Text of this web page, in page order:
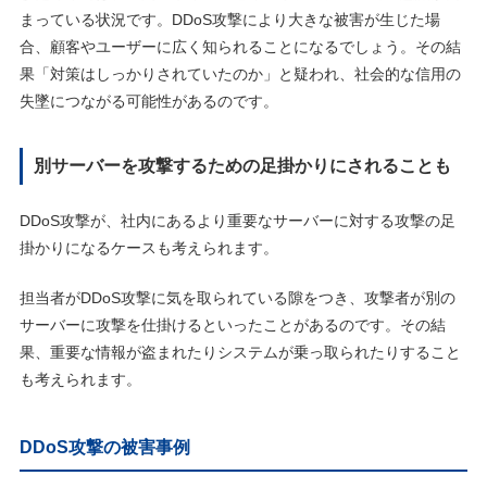
まっている状況です。DDoS攻撃により大きな被害が生じた場
合、顧客やユーザーに広く知られることになるでしょう。その結
果「対策はしっかりされていたのか」と疑われ、社会的な信用の
失墜につながる可能性があるのです。
別サーバーを攻撃するための足掛かりにされることも
DDoS攻撃が、社内にあるより重要なサーバーに対する攻撃の足
掛かりになるケースも考えられます。
担当者がDDoS攻撃に気を取られている隙をつき、攻撃者が別の
サーバーに攻撃を仕掛けるといったことがあるのです。その結
果、重要な情報が盗まれたりシステムが乗っ取られたりすること
も考えられます。
DDoS攻撃の被害事例